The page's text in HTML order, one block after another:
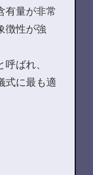
有量が非常
徴性が強
呼ばれ、
式に最も適